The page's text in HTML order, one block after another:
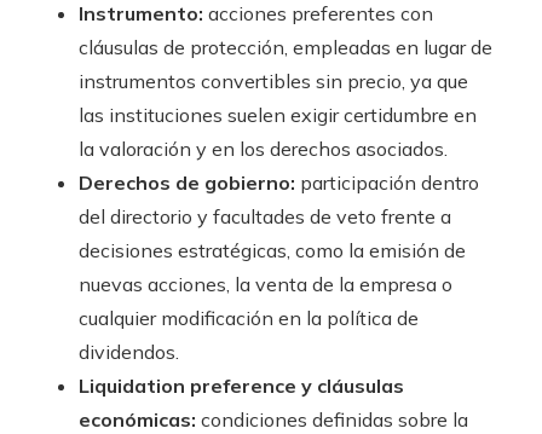
Instrumento: acciones preferentes con
cláusulas de protección, empleadas en lugar de
instrumentos convertibles sin precio, ya que
las instituciones suelen exigir certidumbre en
la valoración y en los derechos asociados.
Derechos de gobierno: participación dentro
del directorio y facultades de veto frente a
decisiones estratégicas, como la emisión de
nuevas acciones, la venta de la empresa o
cualquier modificación en la política de
dividendos.
Liquidation preference y cláusulas
económicas: condiciones definidas sobre la